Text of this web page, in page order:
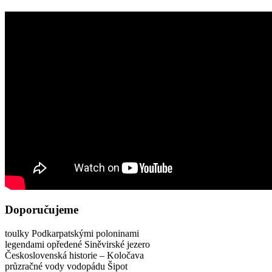
Doporučujeme
toulky Podkarpatskými poloninami
legendami opředené Siněvirské jezero
Československá historie – Koločava
průzračné vody vodopádu Šipot